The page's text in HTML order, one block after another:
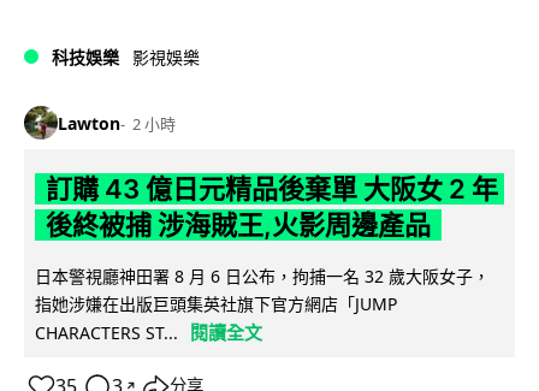
科技娛樂 影視娛樂
Lawton 2 小時
訂購 43 億日元精品後棄單 大阪女 2 年
後終被捕 涉海賊王,火影周邊產品
日本警視廳神田署 8 月 6 日公布，拘捕一名 32 歲大阪女子，
指她涉嫌在出版巨頭集英社旗下官方網店「JUMP
CHARACTERS ST...
閱讀全文
↗ 分享